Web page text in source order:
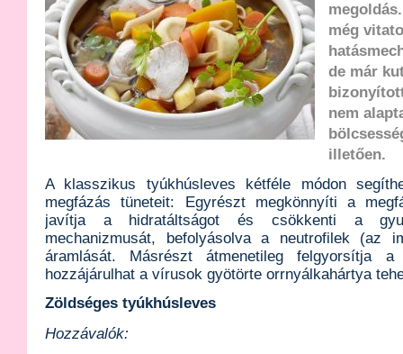
még
de már
nem
illetően.
A klasszikus tyúkhúsleves kétféle módon
megfázás tüneteit: Egyrészt megkönnyíti a
javítja a hidratáltságot és csökkenti a
mechanizmusát, befolyásolva a neutrofilek (az
áramlását. Másrészt átmenetileg felgyorsítja a
hozzájárulhat a vírusok gyötörte orrnyálkahártya
Zöldséges tyúkhúsleves
Hozzávalók: